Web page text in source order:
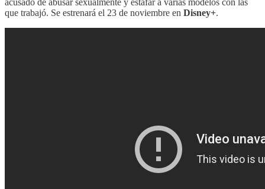
acusado de abusar sexualmente y estafar a varias modelos con las
que trabajó. Se estrenará el 23 de noviembre en Disney+.